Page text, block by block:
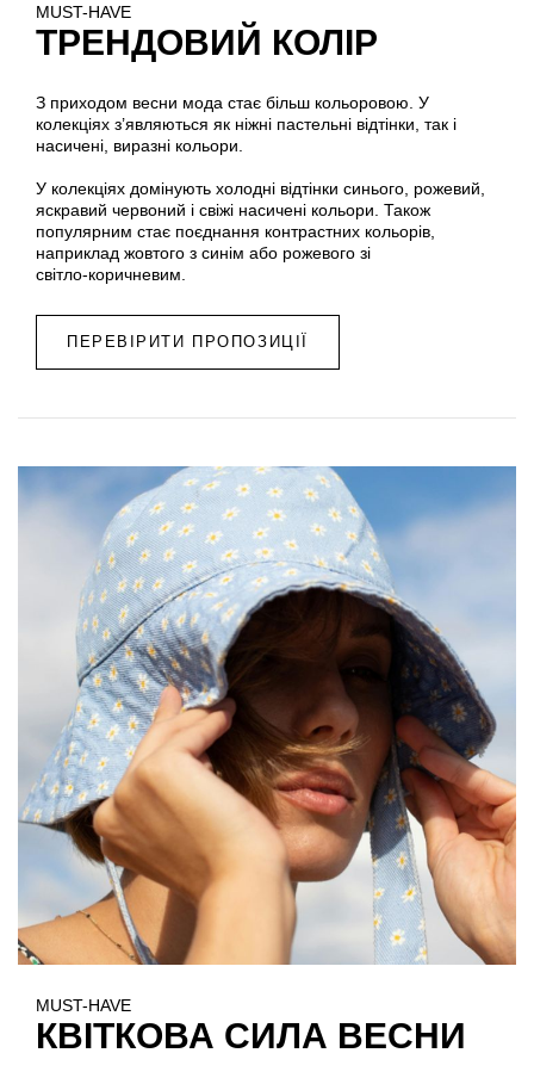
MUST-HAVE
ТРЕНДОВИЙ КОЛІР
З приходом весни мода стає більш кольоровою. У
колекціях з’являються як ніжні пастельні відтінки, так і
насичені, виразні кольори.
У колекціях домінують холодні відтінки синього, рожевий,
яскравий червоний і свіжі насичені кольори. Також
популярним стає поєднання контрастних кольорів,
наприклад жовтого з синім або рожевого зі
світло‑коричневим.
ПЕРЕВІРИТИ ПРОПОЗИЦІЇ
MUST-HAVE
КВІТКОВА СИЛА ВЕСНИ